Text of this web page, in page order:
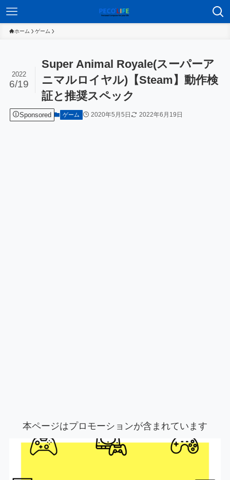
ホーム ゲーム
Super Animal Royale(スーパーア
ニマルロイヤル)【Steam】動作検
証と推奨スペック
2022
6/19
Sponsored ゲーム 2020年5月5日 2022年6月19日
本ページはプロモーションが含まれています